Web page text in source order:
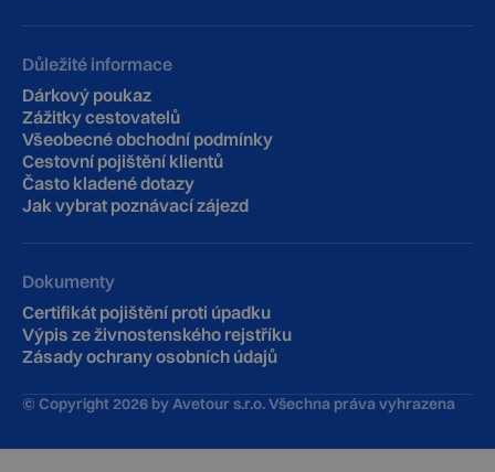
Důležité informace
Dárkový poukaz
Zážitky cestovatelů
Všeobecné obchodní podmínky
Cestovní pojištění klientů
‍Často kladené dotazy
Jak vybrat poznávací zájezd
Dokumenty
Certifikát pojištění proti úpadku
Výpis ze živnostenského rejstříku
Zásady ochrany osobních údajů
© Copyright2026 by Avetour s.r.o. Všechna práva vyhrazena